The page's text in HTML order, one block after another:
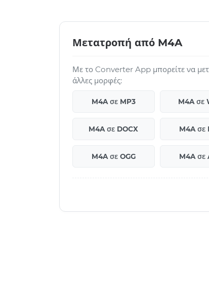
Μετατροπή από M4A
Με το Converter App μπορείτε να
άλλες μορφές:
M4A σε MP3 M4A σε
M4A σε DOCX M4A σε
M4A σε OGG M4A σε